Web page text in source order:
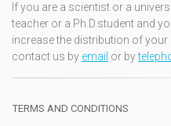
If you are a scientist or a
teacher or a Ph.D.student and
increase the distribution of
contact us by email or by
TERMS AND CONDITIONS